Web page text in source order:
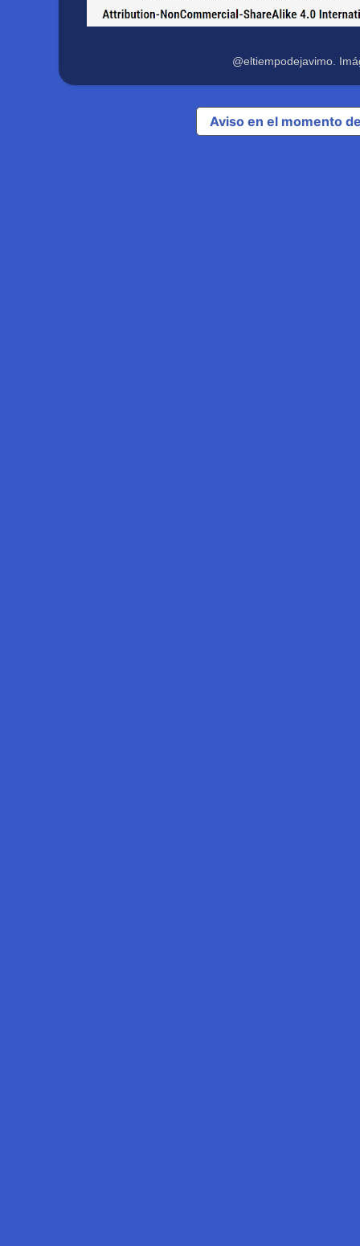
@eltiempodejavimo.
Aviso en el momento